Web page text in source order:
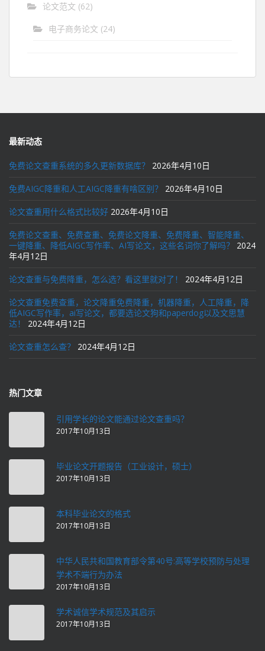
论文范文 (62)
电子商务论文 (24)
最新动态
免费论文查重系统的多久更新数据库？ 2026年4月10日
免费AIGC降重和人工AIGC降重有啥区别？ 2026年4月10日
论文查重用什么格式比较好 2026年4月10日
免费论文查重、免费查重、免费论文降重、免费降重、智能降重、
一键降重、降低AIGC写作率、AI写论文，这些名词你了解吗？
2024
年4月12日
论文查重与免费降重，怎么选？看这里就对了！ 2024年4月12日
论文查重免费查重，论文降重免费降重，机器降重，人工降重，降
低AIGC写作率，ai写论文，都要选论文狗和paperdog以及文思慧
达！
2024年4月12日
论文查重怎么查？ 2024年4月12日
热门文章
引用学长的论文能通过论文查重吗？
2017年10月13日
毕业论文开题报告（工业设计，硕士）
2017年10月13日
本科毕业论文的格式
2017年10月13日
中华人民共和国教育部令第40号:高等学校预防与处理
学术不端行为办法
2017年10月13日
学术诚信学术规范及其启示
2017年10月13日